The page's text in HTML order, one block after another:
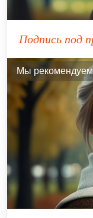
Подпись под
Мы рекомендуем